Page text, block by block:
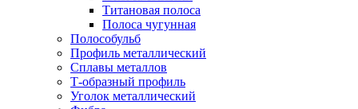
Титановая полоса
Полоса чугунная
Полособульб
Профиль металлический
Сплавы металлов
Т-образный профиль
Уголок металлический